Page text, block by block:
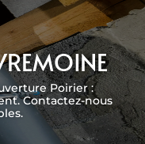
Poirier :
Contactez-nous